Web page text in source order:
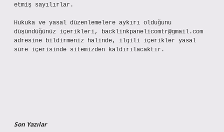
etmiş sayılırlar.
Hukuka ve yasal düzenlemelere aykırı olduğunu
düşündüğünüz içerikleri, backlinkpanelicomtr@gmail.com
adresine bildirmeniz halinde, ilgili içerikler yasal
süre içerisinde sitemizden kaldırılacaktır.
Son Yazılar